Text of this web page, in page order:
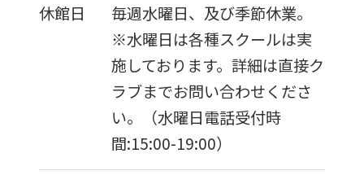
休館日
毎週水曜日、及び季節休業。
※水曜日は各種スクールは実
施しております。詳細は直接ク
ラブまでお問い合わせくださ
い。（水曜日電話受付時
間:15:00-19:00）